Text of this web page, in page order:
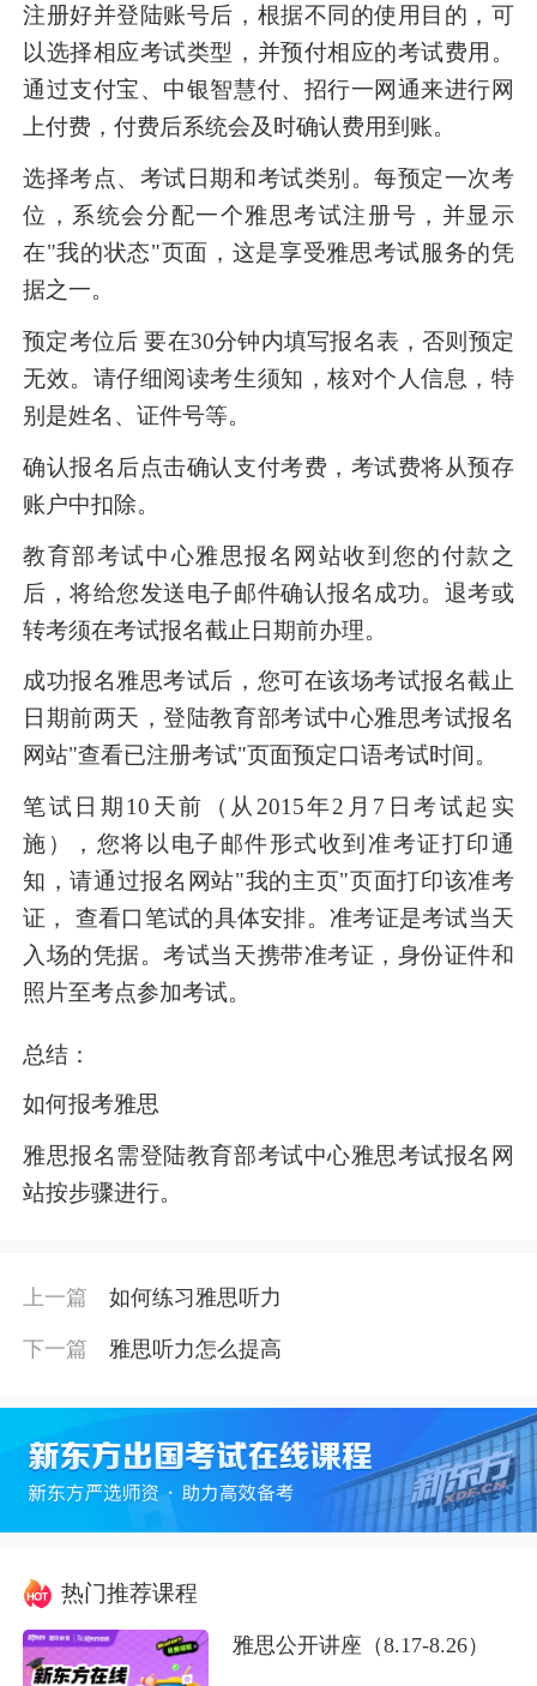
注册好并登陆账号后，根据不同的使用目的，可
以选择相应考试类型，并预付相应的考试费用。
通过支付宝、中银智慧付、招行一网通来进行网
上付费，付费后系统会及时确认费用到账。
选择考点、考试日期和考试类别。每预定一次考
位，系统会分配一个雅思考试注册号，并显示
在"我的状态"页面，这是享受雅思考试服务的凭
据之一。
预定考位后 要在30分钟内填写报名表，否则预定
无效。请仔细阅读考生须知，核对个人信息，特
别是姓名、证件号等。
确认报名后点击确认支付考费，考试费将从预存
账户中扣除。
教育部考试中心雅思报名网站收到您的付款之
后，将给您发送电子邮件确认报名成功。退考或
转考须在考试报名截止日期前办理。
成功报名雅思考试后，您可在该场考试报名截止
日期前两天，登陆教育部考试中心雅思考试报名
网站"查看已注册考试"页面预定口语考试时间。
笔试日期10天前（从2015年2月7日考试起实
施），您将以电子邮件形式收到准考证打印通
知，请通过报名网站"我的主页"页面打印该准考
证， 查看口笔试的具体安排。准考证是考试当天
入场的凭据。考试当天携带准考证，身份证件和
照片至考点参加考试。
总结：
如何报考雅思
雅思报名需登陆教育部考试中心雅思考试报名网
站按步骤进行。
上一篇 如何练习雅思听力
下一篇 雅思听力怎么提高
热门推荐课程
雅思公开讲座（8.17-8.26）